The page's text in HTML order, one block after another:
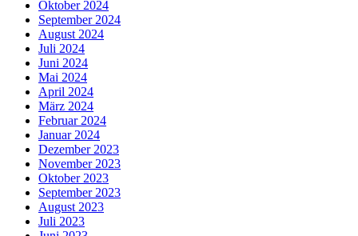
Oktober 2024
September 2024
August 2024
Juli 2024
Juni 2024
Mai 2024
April 2024
März 2024
Februar 2024
Januar 2024
Dezember 2023
November 2023
Oktober 2023
September 2023
August 2023
Juli 2023